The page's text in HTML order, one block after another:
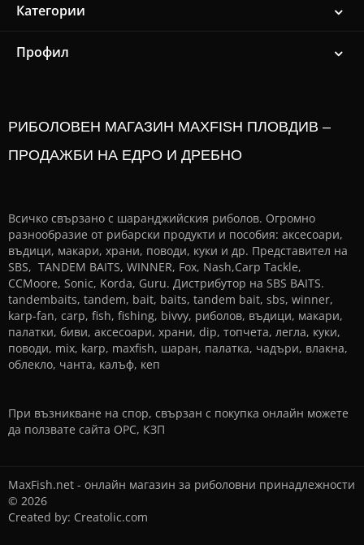
Категории
Профил
РИБОЛОВЕН МАГАЗИН MAXFISH ПЛОВДИВ –
ПРОДАЖБИ НА ЕДРО И ДРЕБНО
Всичко свързано с шаранджийския риболов. Огромно
разнообразие от рибарски продукти и пособия: аксесоари,
въдици, макари, храни, поводи, куки и др. Представител на
SBS, TANDEM BAITS, WINNER, Fox, Nash,Carp Tackle,
CCMoore, Sonic, Korda, Guru. Дистрибутор на SBS BAITS.
tandembaits, tandem, bait, baits, tandem bait, sbs, winner,
karp-fan, carp, fish, fishing, bivvy, риболов, въдици, макари,
палатки, биви, аксесоари, храни, dip, топчета, легла, куки,
поводи, mix, karp, maxfish, шаран, палатка, чадъри, влакна,
облекло, чанта, калъф, кеп
При възникване на спор, свързан с покупка онлайн можете
да ползвате сайта ОРС, КЗП
MaxFish.net - онлайн магазин за риболовни принадлежности
© 2026
Created by: Creatolic.com